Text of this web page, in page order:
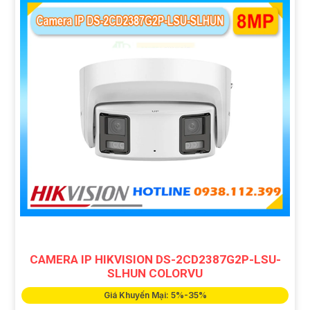
CAMERA IP HIKVISION DS-2CD2387G2P-LSU-
SLHUN COLORVU
Giá Khuyến Mại: 5%-35%